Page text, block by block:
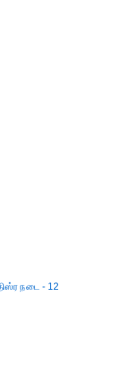
நடை - 12